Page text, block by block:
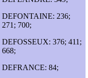
DEFONTAINE: 236;
271; 700;
DEFOSSEUX: 376; 411;
668;
DEFRANCE: 84;